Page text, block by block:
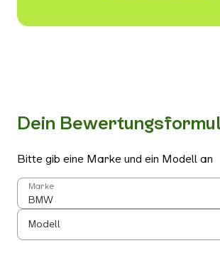
Dein
Bitte gib eine Marke und ein Modell an
Marke
Modell